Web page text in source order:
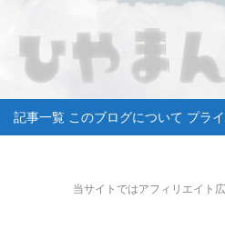
記事一覧 このブログについて プラ
当サイトではアフィリエイト